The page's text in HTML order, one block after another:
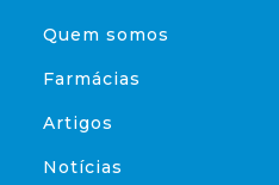
Quem somos
Farmácias
Artigos
Notícias